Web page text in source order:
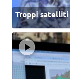
Troppi satelliti